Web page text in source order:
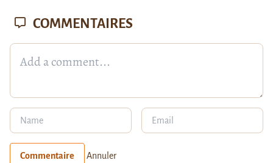
COMMENTAIRES
Commentaire Annuler